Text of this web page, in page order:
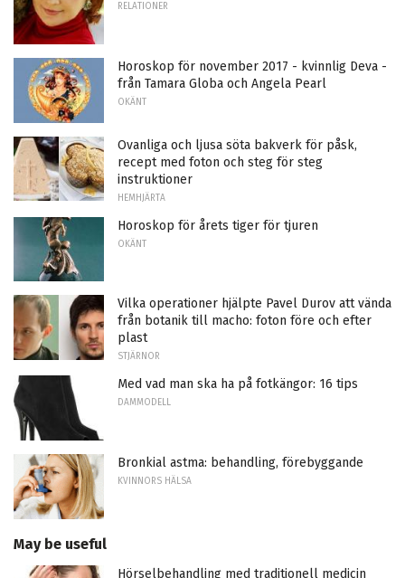
RELATIONER
Horoskop för november 2017 - kvinnlig Deva -
från Tamara Globa och Angela Pearl
OKÄNT
Ovanliga och ljusa söta bakverk för påsk,
recept med foton och steg för steg
instruktioner
HEMHJÄRTA
Horoskop för årets tiger för tjuren
OKÄNT
Vilka operationer hjälpte Pavel Durov att vända
från botanik till macho: foton före och efter
plast
STJÄRNOR
Med vad man ska ha på fotkängor: 16 tips
DAMMODELL
Bronkial astma: behandling, förebyggande
KVINNORS HÄLSA
May be useful
Hörselbehandling med traditionell medicin